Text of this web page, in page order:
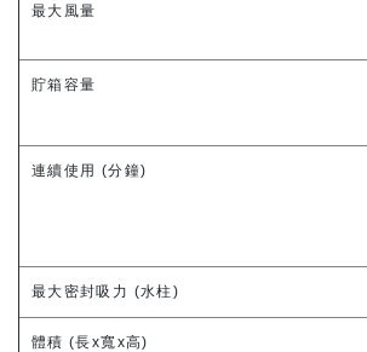
最大風量
貯箱容量
連續使用 (分鐘)
最大密封吸力 (水柱)
體積 (長x寬x高)